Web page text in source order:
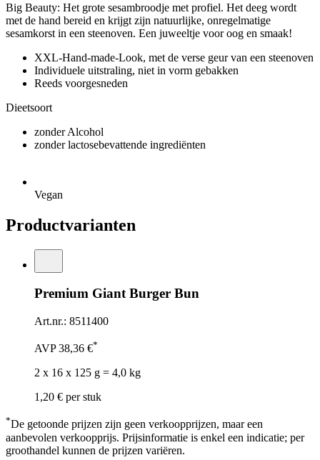
Big Beauty: Het grote sesambroodje met profiel. Het deeg wordt
met de hand bereid en krijgt zijn natuurlijke, onregelmatige
sesamkorst in een steenoven. Een juweeltje voor oog en smaak!
XXL-Hand-made-Look, met de verse geur van een steenoven
Individuele uitstraling, niet in vorm gebakken
Reeds voorgesneden
Dieetsoort
zonder Alcohol
zonder lactosebevattende ingrediënten
Vegan
Productvarianten
Premium Giant Burger Bun
Art.nr.: 8511400
AVP38,36 €*
2 x 16 x 125 g = 4,0 kg
1,20 € per stuk
*De getoonde prijzen zijn geen verkoopprijzen, maar een
aanbevolen verkoopprijs. Prijsinformatie is enkel een indicatie; per
groothandel kunnen de prijzen variëren.